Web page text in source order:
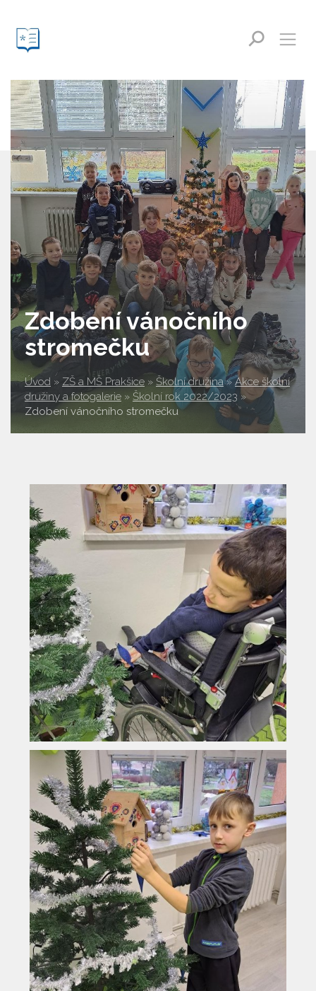
Zdobení vánočního
stromečku
Úvod » ZŠ a MŠ Prakšice » Školní družina » Akce školní
družiny a fotogalerie » Školní rok 2022/2023 »
Zdobení vánočního stromečku